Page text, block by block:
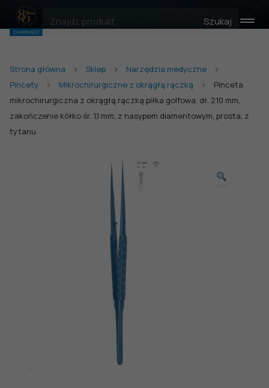
Szukaj
Strona główna Sklep
Narzędzia medyczne
Pincety
Mikrochirurgiczne z okrągłą rączką
Pinceta
mikrochirurgiczna z okrągłą rączką piłka golfowa, dł. 210 mm,
zakończenie kółko śr. 1,1 mm, z nasypem diamentowym, prosta, z
tytanu